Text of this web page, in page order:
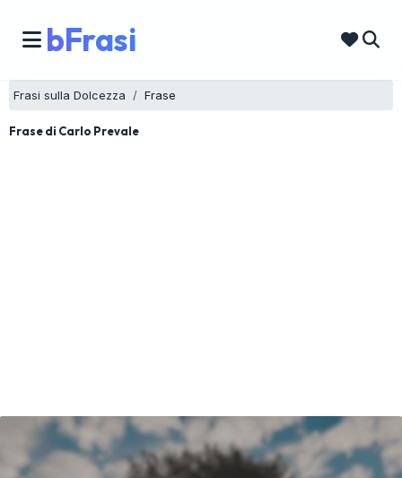
bFrasi
Frasi sulla Dolcezza Frase
Frase di Carlo Prevale